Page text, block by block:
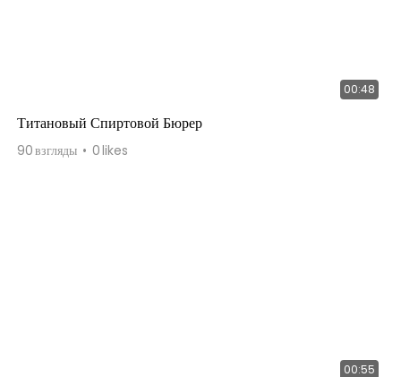
00:48
Титановый Спиртовой Бюрер
90взгляды 0likes
00:55